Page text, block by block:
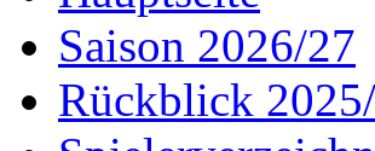
Saison 2026/27
Rückblick